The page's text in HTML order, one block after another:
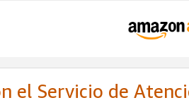
el Servicio de